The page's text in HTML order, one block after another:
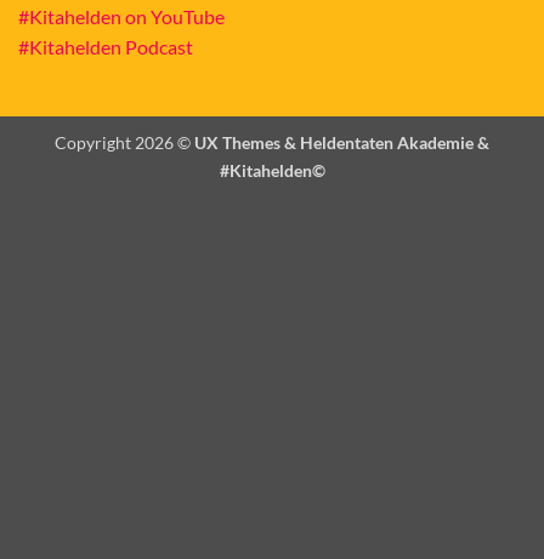
#Kitahelden on YouTube
#Kitahelden Podcast
Copyright 2026 © UX Themes & Heldentaten Akademie &
#Kitahelden©